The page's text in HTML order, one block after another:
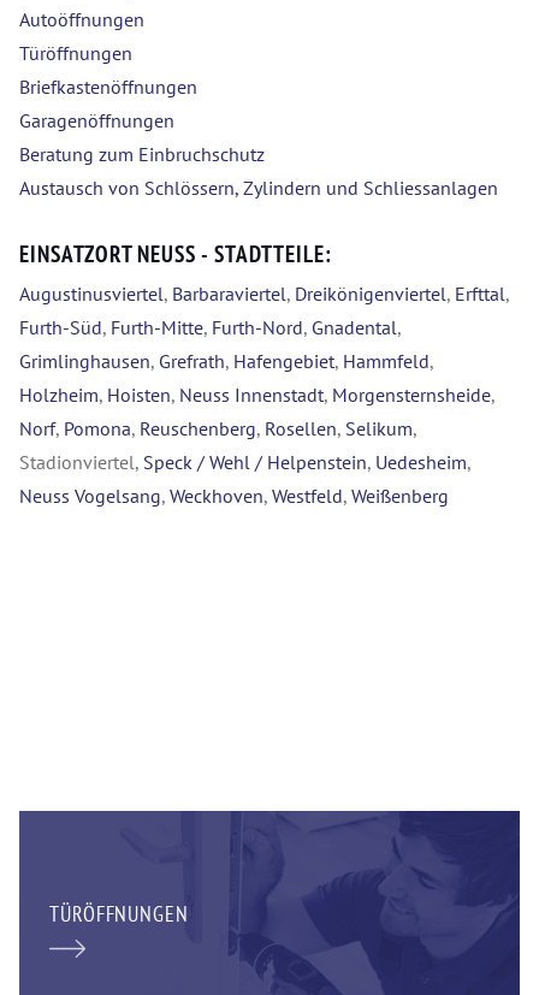
Autoöffnungen
Türöffnungen
Briefkastenöffnungen
Garagenöffnungen
Beratung zum Einbruchschutz
Austausch von Schlössern, Zylindern und Schliessanlagen
EINSATZORT NEUSS - STADTTEILE:
Augustinusviertel, Barbaraviertel, Dreikönigenviertel, Erfttal,
Furth-Süd, Furth-Mitte, Furth-Nord, Gnadental,
Grimlinghausen, Grefrath, Hafengebiet, Hammfeld,
Holzheim, Hoisten, Neuss Innenstadt, Morgensternsheide,
Norf, Pomona, Reuschenberg, Rosellen, Selikum,
Stadionviertel, Speck / Wehl / Helpenstein, Uedesheim,
Neuss Vogelsang, Weckhoven, Westfeld, Weißenberg
TÜRÖFFNUNGEN